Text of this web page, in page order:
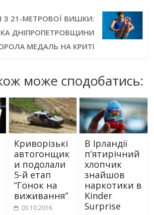
З 21-МЕТРОВОЇ ВИШКИ:
ДНІПРОПЕТРОВЩИНИ
МЕДАЛЬ НА КРИТІ
може сподобатись:
Криворізькі
автогонщик
и подолали
5-й етап
“Гонок на
виживання”
03.10.2016
В Ірландії
п’ятирічний
хлопчик
знайшов
наркотики в
Kinder
Surprise